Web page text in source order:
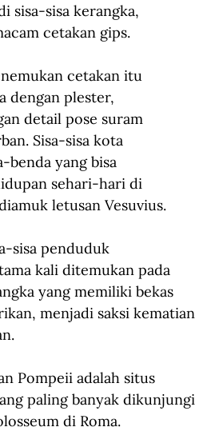
sisa-sisa kerangka,
cetakan gips.
cetakan itu
dengan plester,
detail pose suram
Sisa-sisa kota
benda yang bisa
sehari-hari di
letusan Vesuvius.
sisa penduduk
kali ditemukan pada
yang memiliki bekas
menjadi saksi kematian
Pompeii adalah situs
paling banyak dikunjungi
di Roma.